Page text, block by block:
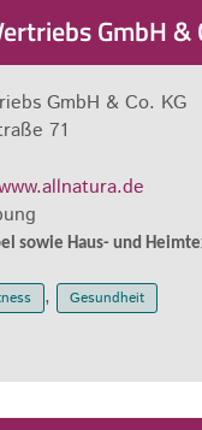
GmbH &
GmbH & Co. KG
71
sowie Haus- und
, Gesundheit